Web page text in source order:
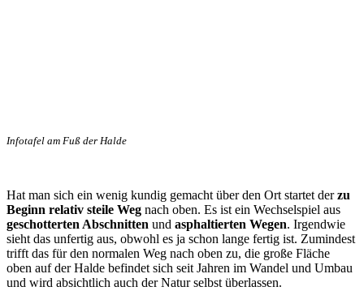
Infotafel am Fuß der Halde
Hat man sich ein wenig kundig gemacht über den Ort startet derzu
Beginn relativ steile Weg nach oben. Es ist ein Wechselspiel aus
geschotterten Abschnitten und asphaltierten Wegen. Irgendwie
sieht das unfertig aus, obwohl es ja schon lange fertig ist. Zumindest
trifft das für den normalen Weg nach oben zu, die große Fläche
oben auf der Halde befindet sich seit Jahren im Wandel und Umbau
und wird absichtlich auch der Natur selbst überlassen.